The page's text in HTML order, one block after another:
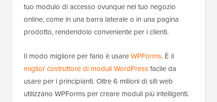
tuo modulo di accesso ovunque nel tuo negozio
online, come in una barra laterale o in una pagina
prodotto, rendendolo conveniente per i clienti.
Il modo migliore per farlo è usareWPForms. È il
miglior costruttore di moduli WordPressfacile da
usare per i principianti. Oltre 6 milioni di siti web
utilizzano WPForms per creare moduli più intelligenti.